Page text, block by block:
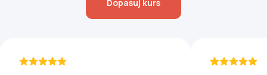
Dopasuj kurs